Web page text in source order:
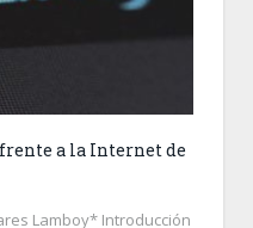
a la Internet de
Lamboy* Introducción